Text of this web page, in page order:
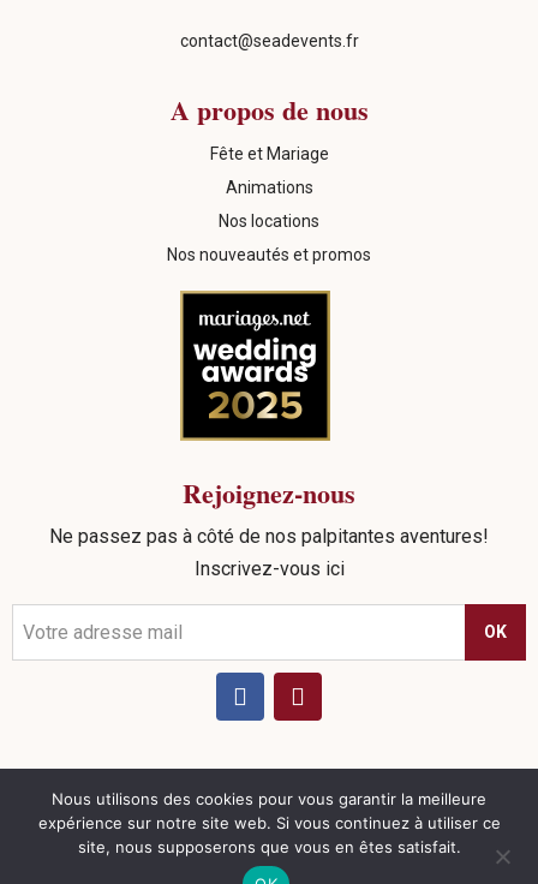
contact@seadevents.fr
A propos de nous
Fête et Mariage
Animations
Nos locations
Nos nouveautés et promos
Rejoignez-nous
Ne passez pas à côté de nos palpitantes aventures!
Inscrivez-vous ici
OK
© 2026 Sead Events. tous droits réservés |
Politique de
confidentialité|Mentions Légales |CGV| Réalisation
Nouveausoft.com
Nous utilisons des cookies pour vous garantir la meilleure
expérience sur notre site web. Si vous continuez à utiliser ce
site, nous supposerons que vous en êtes satisfait.